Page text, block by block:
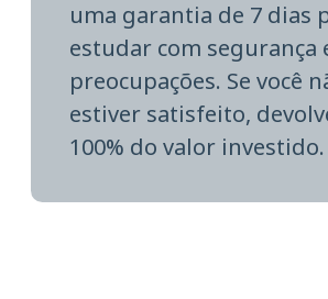
uma garantia de 7 dias
estudar com segurança
preocupações. Se você
estiver satisfeito,
100% do valor investido.